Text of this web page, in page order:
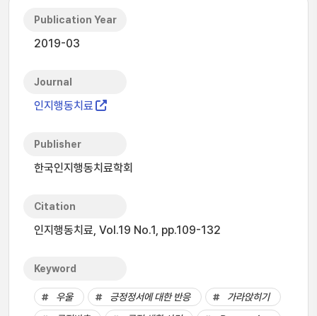
Publication Year
2019-03
Journal
인지행동치료
Publisher
한국인지행동치료학회
Citation
인지행동치료, Vol.19 No.1, pp.109-132
Keyword
우울 긍정정서에 대한 반응
가라앉히기